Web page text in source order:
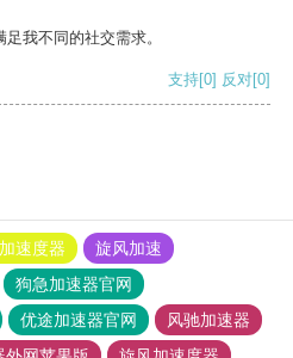
我不同的社交需求。
支持[0] 反对[0]
速度器
旋风加速
狗急加速器官网
优途加速器官网
风驰加速器